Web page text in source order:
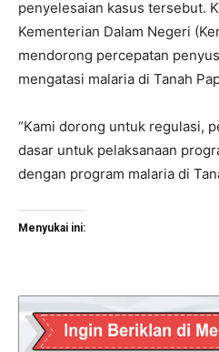
penyelesaian kasus tersebut.
Kementerian Dalam Negeri
mendorong percepatan
mengatasi malaria di Tanah
“Kami dorong untuk regulasi,
dasar untuk pelaksanaan
dengan program malaria di
Menyukai ini: